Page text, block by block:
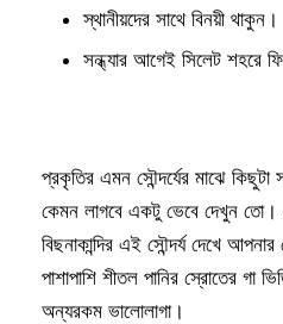
স্থানীয়দের সাথে বিনয়ী থাকুন।
সন্ধ্যার আগেই সিলেট শহরে
প্রকৃতির এমন সৌন্দর্যের মাঝে
কেমন লাগবে একটু ভেবে দেখুন
বিছনাকান্দির এই সৌন্দর্য দেখে
পাশাপাশি শীতল পানির স্রোতের গা
অন্যরকম ভালোলাগা।